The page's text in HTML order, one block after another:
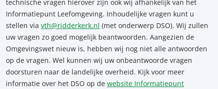
technische vragen hierover zijn ook wij afhankelijk van het
Informatiepunt Leefomgeving. Inhoudelijke vragen kunt u
stellen via vth@ridderkerk.nl (met onderwerp DSO). Wij zullen
uw vragen zo goed mogelijk beantwoorden. Aangezien de
Omgevingswet nieuw is, hebben wij nog niet alle antwoorden
op de vragen. Wel kunnen wij uw onbeantwoorde vragen
doorsturen naar de landelijke overheid. Kijk voor meer
informatie over het DSO op de website Informatiepunt